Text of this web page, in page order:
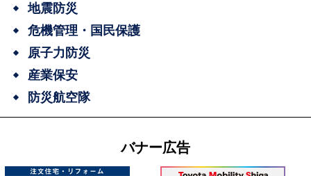
地震防災
危機管理・国民保護
原子力防災
産業保安
防災航空隊
バナー広告